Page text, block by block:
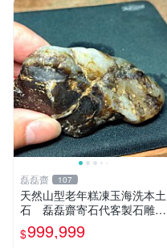
磊磊齋 107
天然山型老年糕凍玉海洗本土
石 磊磊齋寄石代客製石雕切
割研磨拋光養護盤珠台灣藍寶
東玉東海岸心臟石黑年糕玉髓
$999,999